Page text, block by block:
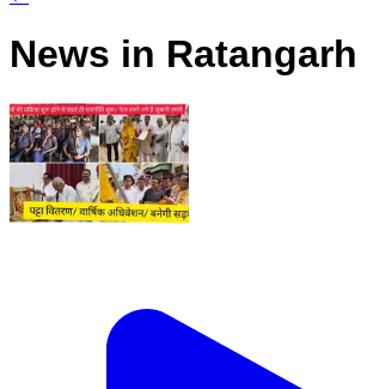
News in Ratangarh